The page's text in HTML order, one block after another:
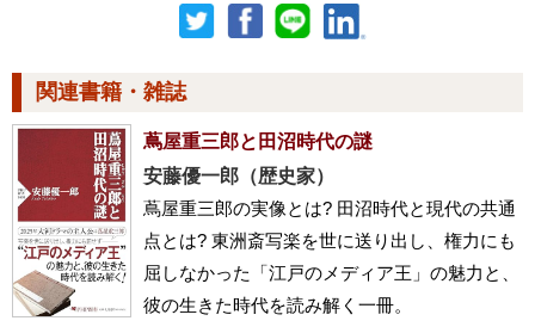
関連書籍・雑誌
蔦屋重三郎と田沼時代の謎
安藤優一郎（歴史家）
蔦屋重三郎の実像とは? 田沼時代と現代の共通
点とは? 東洲斎写楽を世に送り出し、権力にも
屈しなかった「江戸のメディア王」の魅力と、
彼の生きた時代を読み解く一冊。